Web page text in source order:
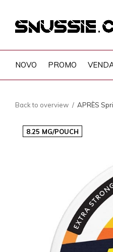
NOVO PROMO
Back to overview APRÈS
8.25 MG/POUCH